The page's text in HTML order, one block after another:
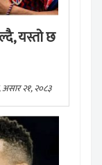
यस्तो छ
२१, २०८३